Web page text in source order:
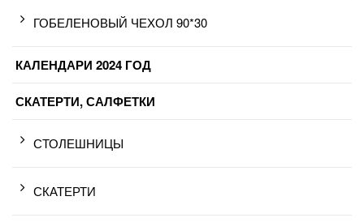
ГОБЕЛЕНОВЫЙ ЧЕХОЛ 90*30
КАЛЕНДАРИ 2024 ГОД
СКАТЕРТИ, САЛФЕТКИ
СТОЛЕШНИЦЫ
СКАТЕРТИ